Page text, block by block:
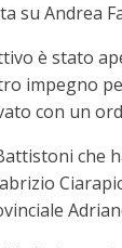
su Andrea
è stato
impegno
con un
che